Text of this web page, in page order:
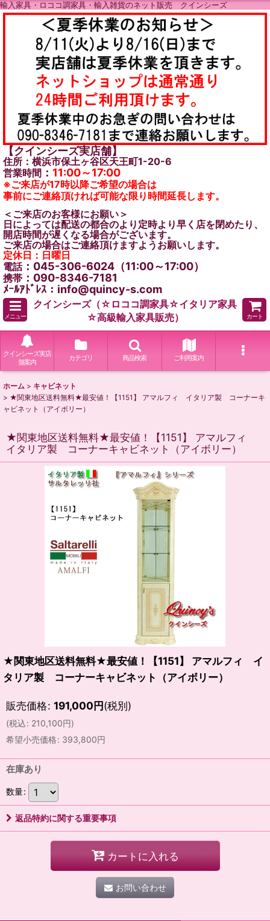
輸入家具・ロココ調家具・輸入雑貨のネット販売 クインシーズ
【クインシーズ実店舗】
住所：横浜市保土ヶ谷区天王町1-20-6
営業時間 ： 11:00～17:00
※ご来店が17時以降ご希望の場合は
事前にご連絡頂ければ可能な限り時間延長します。
＜ご来店のお客様にお願い＞
日によっては配送の都合のより定時より早く店を閉めたり、
開店時間が遅くなる場合がございます。
ご来店の場合はご連絡頂けますようお願いします。
定休日：日曜日
電話：045-306-6024（11:00～17:00）
携帯 ：090-8346-7181
ﾒｰﾙｱﾄﾞﾚｽ：info@quincy-s.com
メニュー
クインシーズ（☆ロココ調家具☆イタリア家具
☆高級輸入家具販売）
カート
クインシーズ実店
舗案内
カテゴリ 商品検索 ご利用案内
ホーム > キャビネット
> ★関東地区送料無料★最安値！【1151】 アマルフィ イタリア製 コーナーキ
ャビネット（アイボリー）
★関東地区送料無料★最安値！【1151】 アマルフィ
イタリア製 コーナーキャビネット（アイボリー）
★関東地区送料無料★最安値！【1151】 アマルフィ イ
タリア製 コーナーキャビネット（アイボリー）
販売価格: 191,000円(税別)
(税込: 210,100円)
希望小売価格: 393,800円
在庫あり
数量:
返品特約に関する重要事項
カートに入れる
お問い合わせ